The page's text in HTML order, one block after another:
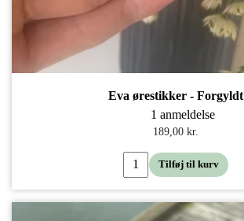
Eva ørestikker - Forgyldt
1 anmeldelse
189,00 kr.
Tilføj til kurv